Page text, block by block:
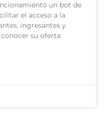
un bot de
el acceso a la
ingresantes y
su oferta